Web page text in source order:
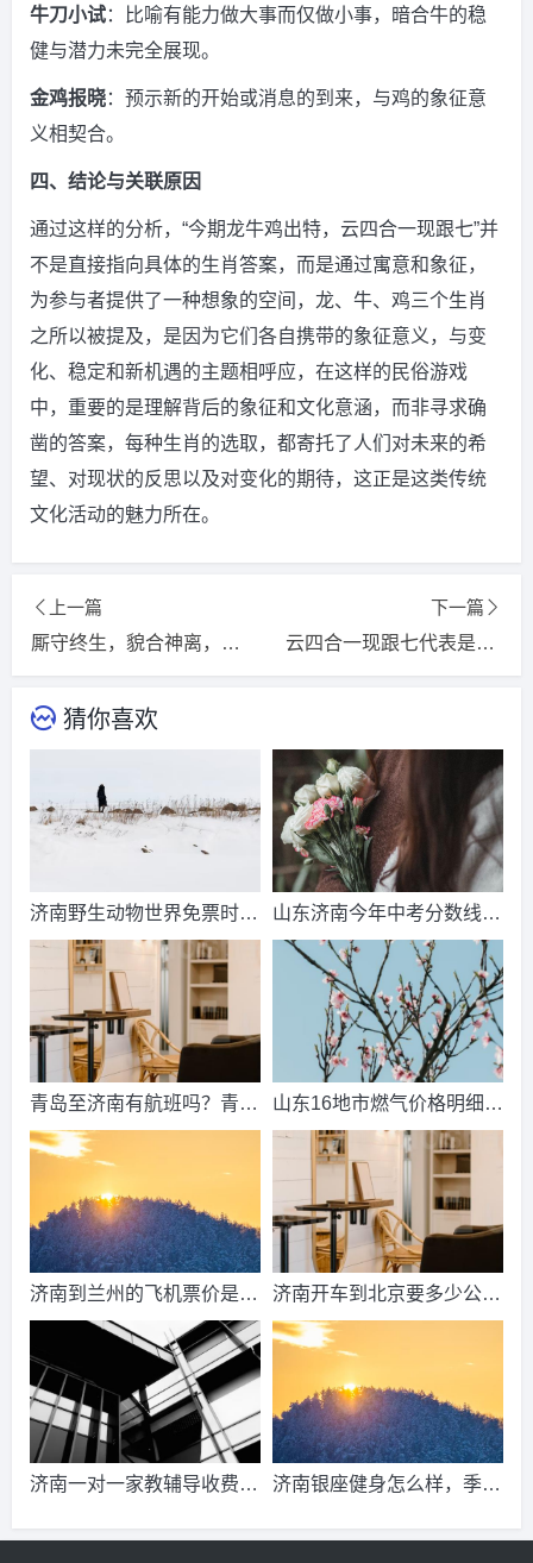
牛刀小试：比喻有能力做大事而仅做小事，暗合牛的稳
健与潜力未完全展现。
金鸡报晓：预示新的开始或消息的到来，与鸡的象征意
义相契合。
四、结论与关联原因
通过这样的分析，“今期龙牛鸡出特，云四合一现跟七”并
不是直接指向具体的生肖答案，而是通过寓意和象征，
为参与者提供了一种想象的空间，龙、牛、鸡三个生肖
之所以被提及，是因为它们各自携带的象征意义，与变
化、稳定和新机遇的主题相呼应，在这样的民俗游戏
中，重要的是理解背后的象征和文化意涵，而非寻求确
凿的答案，每种生肖的选取，都寄托了人们对未来的希
望、对现状的反思以及对变化的期待，这正是这类传统
文化活动的魅力所在。
上一篇
厮守终生，貌合神离，难得共融天与地指是代表什么生肖，词语精选释义解释
下一篇
云四合一现跟七代表是什么生肖，精选词语揭晓释义
猜你喜欢
济南野生动物世界免票时
间？济南动物王国票价？
山东济南今年中考分数线出
来了吗？济南中考总分多
青岛至济南有航班吗？青岛
到济南的高铁票多钱？
山东16地市燃气价格明细？
2021山东天然气费收费标
济南到兰州的飞机票价是多
少？济南到兰州飞机要多
久？
济南开车到北京要多少公
里、时间、过路费、油钱？
济南一对一家教辅导收费情
济南银座健身怎么样，季